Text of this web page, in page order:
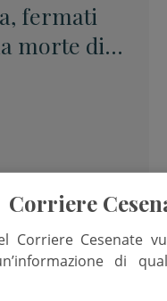
fermati
morte di
Corriere
Corriere Cesenate
di